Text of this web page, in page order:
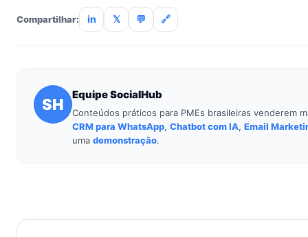
Compartilhar: in 𝕏 💬 🔗
SH
Equipe SocialHub
Conteúdos práticos para PMEs brasileiras venderem
CRM para WhatsApp, Chatbot com IA, Email
uma demonstração.